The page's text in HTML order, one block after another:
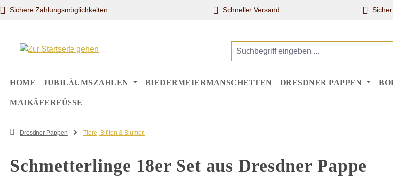
Hauptinhalt springen
Zur Suche springen
Zur Hauptnavigation springen
Sichere Zahlungsmöglichkeiten Schneller Versand Sicher
HOME JUBILÄUMSZAHLEN BIEDERMEIERMANSCHETTEN DRESDNER PAPPEN
MAIKÄFERFÜSSE
Dresdner Pappen Tiere, Blüten & Blumen
Schmetterlinge 18er Set aus Dresdner Pappe